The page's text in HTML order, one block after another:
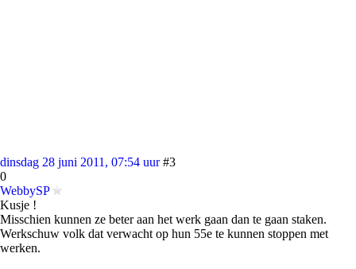
dinsdag 28 juni 2011, 07:54 uur #3
0
WebbySP
Kusje !
Misschien kunnen ze beter aan het werk gaan dan te gaan staken.
Werkschuw volk dat verwacht op hun 55e te kunnen stoppen met
werken.